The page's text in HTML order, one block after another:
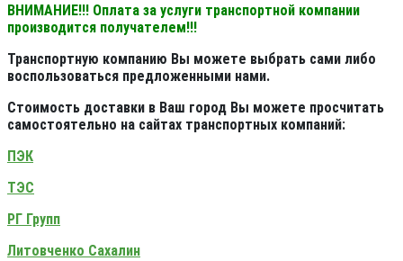
ВНИМАНИЕ!!! Оплата за услуги транспортной компании
производится получателем!!!
Транспортную компанию Вы можете выбрать сами либо
воспользоваться предложенными нами.
Стоимость доставки в Ваш город Вы можете просчитать
самостоятельно на сайтах транспортных компаний:
ПЭК
ТЭС
РГ Групп
Литовченко Сахалин